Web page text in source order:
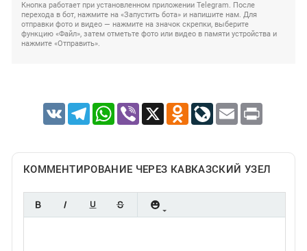
Кнопка работает при установленном приложении Telegram. После
перехода в бот, нажмите на «Запустить бота» и напишите нам. Для
отправки фото и видео — нажмите на значок скрепки, выберите
функцию «Файл», затем отметьте фото или видео в памяти устройства и
нажмите «Отправить».
VK TelegramWhatsApp
Viber X Odnoklassniki
LiveJournal
Email Print
КОММЕНТИРОВАНИЕ ЧЕРЕЗ КАВКАЗСКИЙ УЗЕЛ